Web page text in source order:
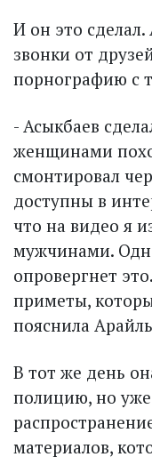
И он это
звонки от
порнографию с
- Асыкбаев
женщинами
смонтировал
доступны в
что на видео я
мужчинами.
опровергнет
приметы,
пояснила
В тот же день
полицию, но
материалов,